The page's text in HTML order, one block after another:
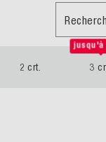
2 crt.
jusqu'à
3